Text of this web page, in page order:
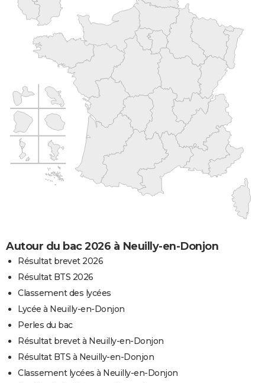
Autour du bac 2026 à Neuilly-en-Donjon
Résultat brevet 2026
Résultat BTS 2026
Classement des lycées
Lycée à Neuilly-en-Donjon
Perles du bac
Résultat brevet à Neuilly-en-Donjon
Résultat BTS à Neuilly-en-Donjon
Classement lycées à Neuilly-en-Donjon